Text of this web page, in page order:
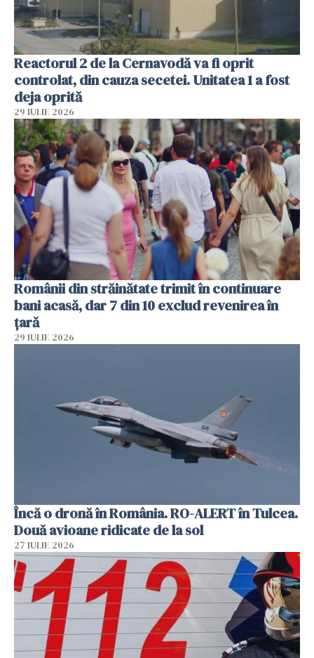
Reactorul 2 de la Cernavodă va fi oprit
controlat, din cauza secetei. Unitatea 1 a fost
deja oprită
29 IULIE 2026
Românii din străinătate trimit în continuare
bani acasă, dar 7 din 10 exclud revenirea în
țară
29 IULIE 2026
Încă o dronă în România. RO-ALERT în Tulcea.
Două avioane ridicate de la sol
27 IULIE 2026